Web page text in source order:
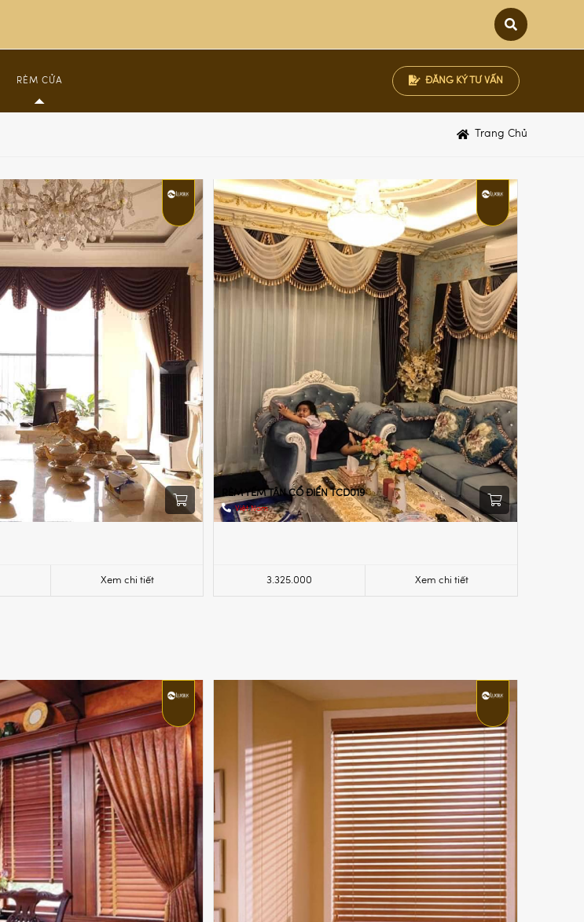
RÈM CỬA
Rèm nhập khẩu Hàn Quốc
Rèm nhập khẩu Nhật Bản
Rèm nhập khẩu Pháp
RÈM SÁO GỖ
RÈM YẾM TÂN CỔ ĐIỂN
ĐĂNG KÝ TƯ VẤN
Trang Chủ
Xem chi tiết
RÈM YẾM TÂN CỔ ĐIỂN TCD019
Việt Nam
3.325.000 Xem chi tiết